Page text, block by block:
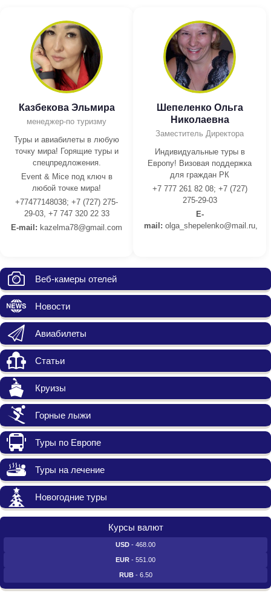
Казбекова Эльмира
менеджер-по туризму
Туры и авиабилеты в любую
точку мира! Горящие туры и
спецпредложения.
Event & Mice под ключ в
любой точке мира!
+77477148038; +7 (727) 275-
29-03, +7 747 320 22 33
E-mail: kazelma78@gmail.com
Шепеленко Ольга
Николаевна
Заместитель Директора
Индивидуальные туры в
Европу! Визовая поддержка
для граждан РК
+7 777 261 82 08; +7 (727)
275-29-03
E-
mail: olga_shepelenko@mail.ru,
Веб-камеры отелей
Новости
Авиабилеты
Статьи
Круизы
Горные лыжи
Туры по Европе
Туры на лечение
Новогодние туры
Курсы валют
USD - 468.00
EUR - 551.00
RUB- 6.50